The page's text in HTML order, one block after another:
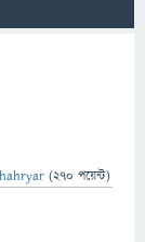
(270 পয়েন্ট)